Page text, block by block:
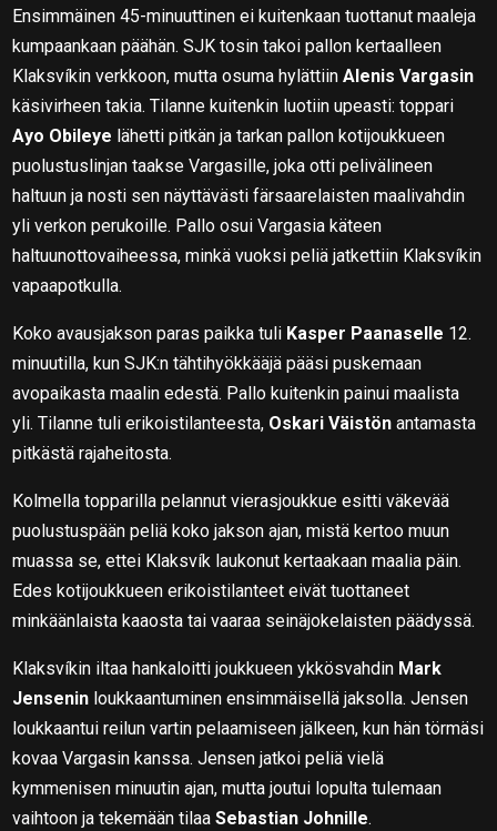
Ensimmäinen 45-minuuttinen ei kuitenkaan tuottanut maaleja
kumpaankaan päähän. SJK tosin takoi pallon kertaalleen
Klaksvíkin verkkoon, mutta osuma hylättiinAlenis Vargasin
käsivirheen takia. Tilanne kuitenkin luotiin upeasti: toppari
Ayo Obileye lähetti pitkän ja tarkan pallon kotijoukkueen
puolustuslinjan taakse Vargasille, joka otti pelivälineen
haltuun ja nosti sen näyttävästi färsaarelaisten maalivahdin
yli verkon perukoille. Pallo osui Vargasia käteen
haltuunottovaiheessa, minkä vuoksi peliä jatkettiin Klaksvíkin
vapaapotkulla.
Koko avausjakson paras paikka tuli Kasper Paanaselle 12.
minuutilla, kun SJK:n tähtihyökkääjä pääsi puskemaan
avopaikasta maalin edestä. Pallo kuitenkin painui maalista
yli. Tilanne tuli erikoistilanteesta, Oskari Väistön antamasta
pitkästä rajaheitosta.
Kolmella topparilla pelannut vierasjoukkue esitti väkevää
puolustuspään peliä koko jakson ajan, mistä kertoo muun
muassa se, ettei Klaksvík laukonut kertaakaan maalia päin.
Edes kotijoukkueen erikoistilanteet eivät tuottaneet
minkäänlaista kaaosta tai vaaraa seinäjokelaisten päädyssä.
Klaksvíkin iltaa hankaloitti joukkueen ykkösvahdin Mark
Jensenin loukkaantuminen ensimmäisellä jaksolla. Jensen
loukkaantui reilun vartin pelaamiseen jälkeen, kun hän törmäsi
kovaa Vargasin kanssa. Jensen jatkoi peliä vielä
kymmenisen minuutin ajan, mutta joutui lopulta tulemaan
vaihtoon ja tekemään tilaaSebastian Johnille.